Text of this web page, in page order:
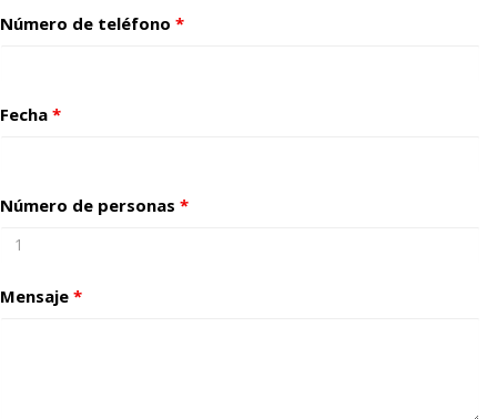
Número de teléfono *
Fecha *
Número de personas *
Mensaje *